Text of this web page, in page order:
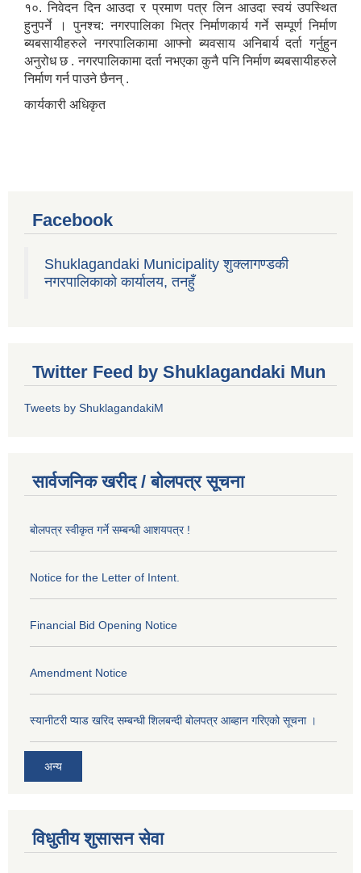
१०. निवेदन दिन आउदा र प्रमाण पत्र लिन आउदा स्वयं उपस्थित
हुनुपर्ने । पुनश्च: नगरपालिका भित्र निर्माणकार्य गर्ने सम्पूर्ण निर्माण
ब्यबसायीहरुले नगरपालिकामा आफ्नो ब्यवसाय अनिबार्य दर्ता गर्नुहुन
अनुरोध छ . नगरपालिकामा दर्ता नभएका कुनै पनि निर्माण ब्यबसायीहरुले
निर्माण गर्न पाउने छैनन् .
कार्यकारी अधिकृत
Facebook
Shuklagandaki Municipality शुक्लागण्डकी
नगरपालिकाको कार्यालय, तनहुँ
Twitter Feed by Shuklagandaki Mun
Tweets by ShuklagandakiM
सार्वजनिक खरीद / बोलपत्र सूचना
बोलपत्र स्वीकृत गर्ने सम्बन्धी आशयपत्र !
Notice for the Letter of Intent.
Financial Bid Opening Notice
Amendment Notice
स्यानीटरी प्याड खरिद सम्बन्धी शिलबन्दी बोलपत्र आब्हान गरिएको सूचना ।
अन्य
विधुतीय शुसासन सेवा